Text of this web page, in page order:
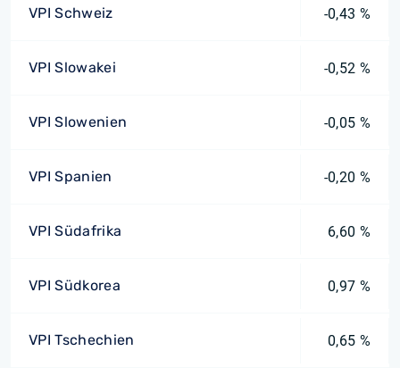
VPI Schweiz -0,43 %
VPI Slowakei -0,52 %
VPI Slowenien -0,05 %
VPI Spanien -0,20 %
VPI Südafrika 6,60 %
VPI Südkorea 0,97 %
VPI Tschechien 0,65 %